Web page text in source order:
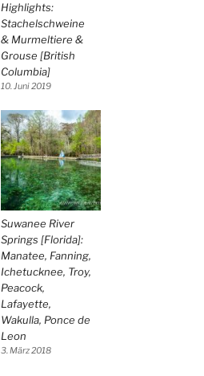
Highlights:
Stachelschweine
& Murmeltiere &
Grouse [British
Columbia]
10. Juni 2019
Suwanee River
Springs [Florida]:
Manatee, Fanning,
Ichetucknee, Troy,
Peacock,
Lafayette,
Wakulla, Ponce de
Leon
3. März 2018